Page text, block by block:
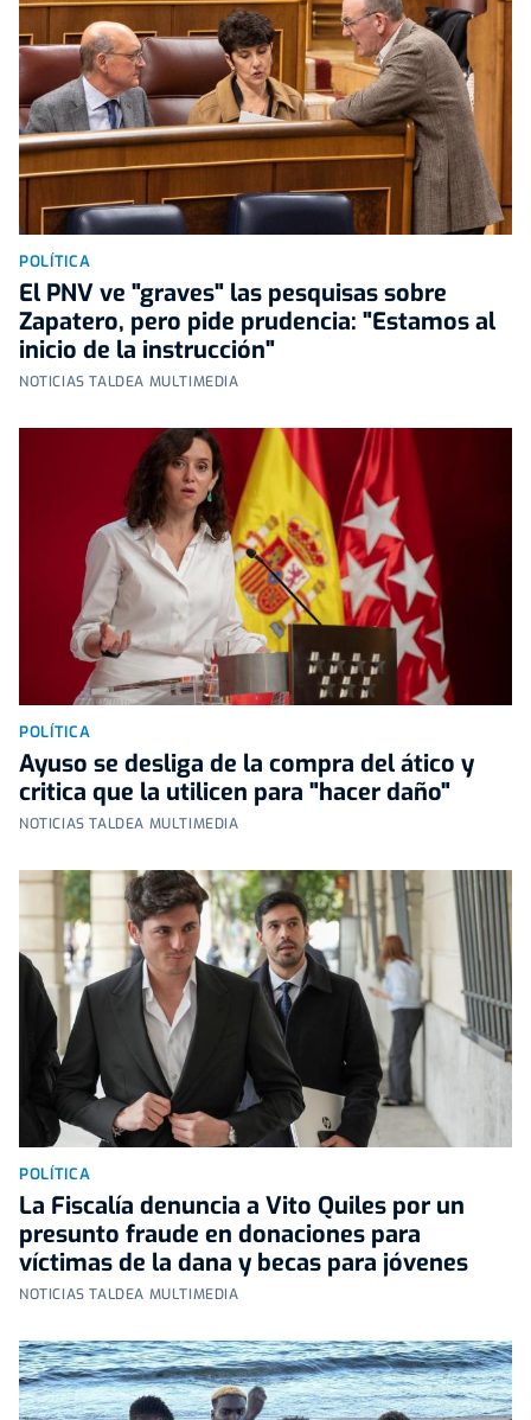
POLÍTICA
El PNV ve "graves" las pesquisas sobre
Zapatero, pero pide prudencia: "Estamos al
inicio de la instrucción"
NOTICIAS TALDEA MULTIMEDIA
POLÍTICA
Ayuso se desliga de la compra del ático y
critica que la utilicen para "hacer daño"
NOTICIAS TALDEA MULTIMEDIA
POLÍTICA
La Fiscalía denuncia a Vito Quiles por un
presunto fraude en donaciones para
víctimas de la dana y becas para jóvenes
NOTICIAS TALDEA MULTIMEDIA